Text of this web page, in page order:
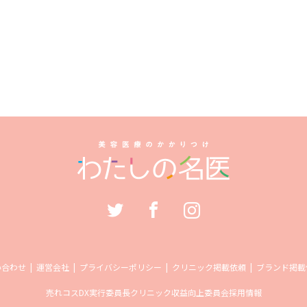
わせ 運営会社 プライバシーポリシー クリニック掲載依頼 ブランド掲
売れコスDX実行委員長クリニック収益向上委員会採用情報